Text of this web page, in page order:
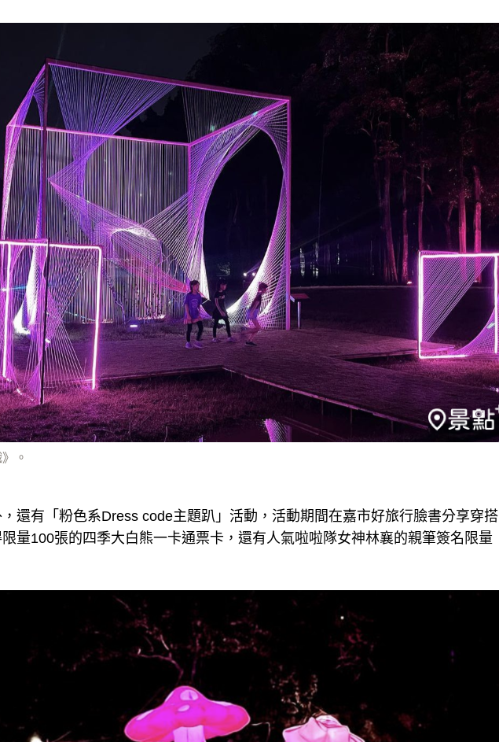
。
還有「粉色系Dress code主題趴」活動，活動期間在嘉市好旅行臉書分享穿搭
量100張的四季大白熊一卡通票卡，還有人氣啦啦隊女神林襄的親筆簽名限量